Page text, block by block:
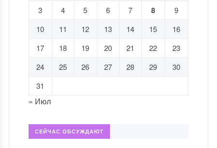
3
4 5 6 7 8
9
10
11 12 13 14 15
16
17
18 19 20 21 22
23
24
25 26 27 28 29
30
31
« Июл
СЕЙЧАС ОБСУЖДАЮТ